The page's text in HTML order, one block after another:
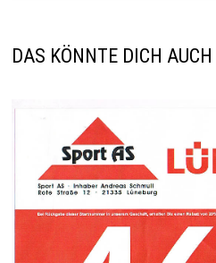
DAS KÖNNTE DICH